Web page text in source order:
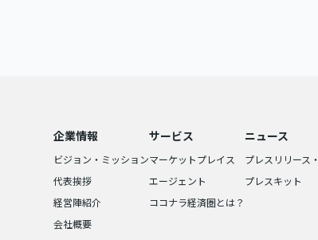
企業情報
ビジョン・ミッション
代表挨拶
経営陣紹介
会社概要
サービス
マーケットプレイス
エージェント
ココナラ経済圏とは？
ニュース
プレスリリース
プレスキット